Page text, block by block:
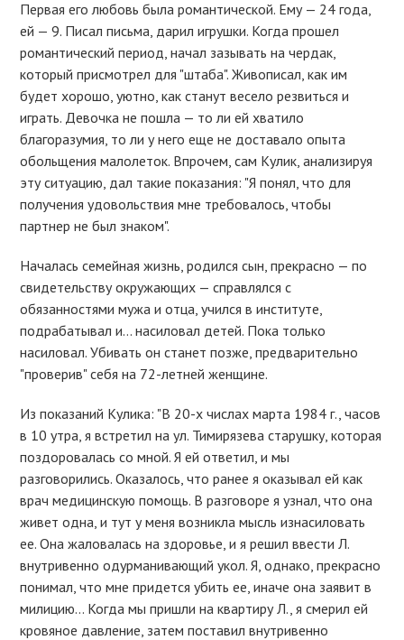
Первая его любовь была романтической. Ему — 24 года,
ей — 9. Писал письма, дарил игрушки. Когда прошел
романтический период, начал зазывать на чердак,
который присмотрел для "штаба". Живописал, как им
будет хорошо, уютно, как станут весело резвиться и
играть. Девочка не пошла — то ли ей хватило
благоразумия, то ли у него еще не доставало опыта
обольщения малолеток. Впрочем, сам Кулик, анализируя
эту ситуацию, дал такие показания: "Я понял, что для
получения удовольствия мне требовалось, чтобы
партнер не был знаком".
Началась семейная жизнь, родился сын, прекрасно — по
свидетельству окружающих — справлялся с
обязанностями мужа и отца, учился в институте,
подрабатывал и… насиловал детей. Пока только
насиловал. Убивать он станет позже, предварительно
"проверив" себя на 72-летней женщине.
Из показаний Кулика: "В 20-х числах марта 1984 г., часов
в 10 утра, я встретил на ул. Тимирязева старушку, которая
поздоровалась со мной. Я ей ответил, и мы
разговорились. Оказалось, что ранее я оказывал ей как
врач медицинскую помощь. В разговоре я узнал, что она
живет одна, и тут у меня возникла мысль изнасиловать
ее. Она жаловалась на здоровье, и я решил ввести Л.
внутривенно одурманивающий укол. Я, однако, прекрасно
понимал, что мне придется убить ее, иначе она заявит в
милицию… Когда мы пришли на квартиру Л., я смерил ей
кровяное давление, затем поставил внутривенно